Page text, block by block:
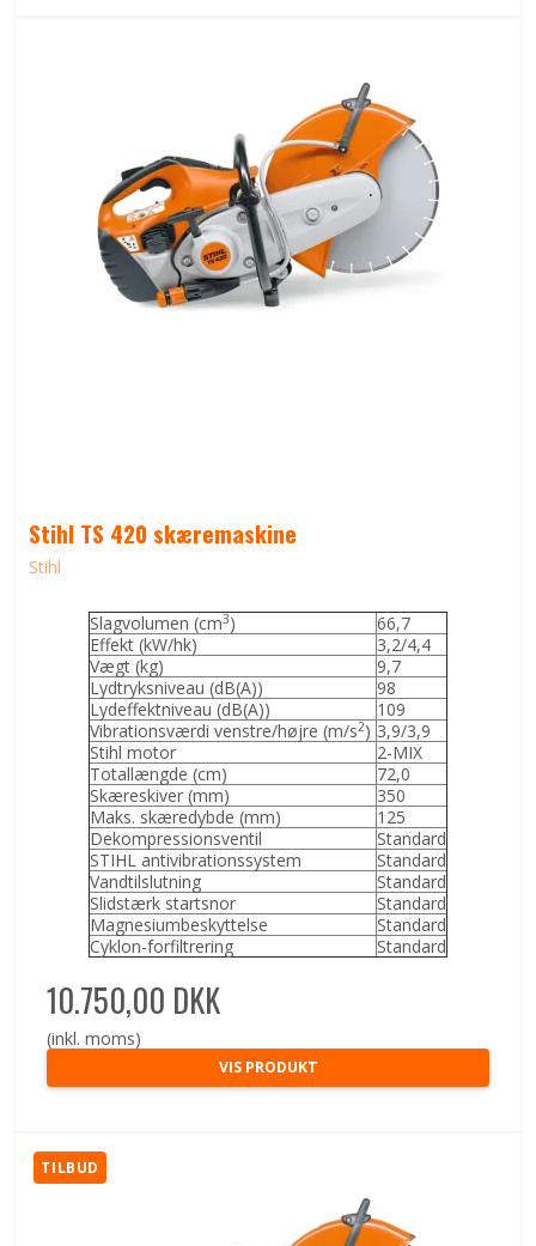
Stihl TS 420 skæremaskine
Stihl
Slagvolumen (cm3)
66,7
Effekt (kW/hk)
3,2/4,4
Vægt (kg)
9,7
Lydtryksniveau (dB(A))
98
Lydeffektniveau (dB(A))
109
Vibrationsværdi venstre/højre (m/s2) 3,9/3,9
Stihl motor
2-MIX
Totallængde (cm)
72,0
Skæreskiver (mm)
350
Maks. skæredybde (mm)
125
Dekompressionsventil
Standard
STIHL antivibrationssystem
Standard
Vandtilslutning
Standard
Slidstærk startsnor
Standard
Magnesiumbeskyttelse
Standard
Cyklon-forfiltrering
Standard
10.750,00 DKK
(inkl. moms)
VIS PRODUKT
TILBUD